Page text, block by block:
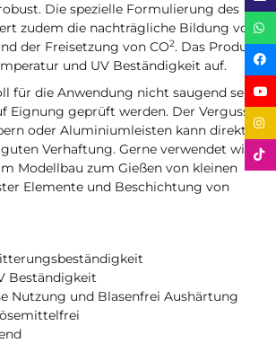
Die spezielle Formulierung des
zudem die nachträgliche Bildung von
der Freisetzung von CO2. Das Produkt
und UV Beständigkeit auf.
für die Anwendung nicht saugend sein
Eignung geprüft werden. Der Verguss
oder Aluminiumleisten kann direkt
Verhaftung. Gerne verwendet wird
Modellbau zum Gießen von kleinen
Elemente und Beschichtung von
Beständigkeit
Nutzung und Blasenfrei Aushärtung